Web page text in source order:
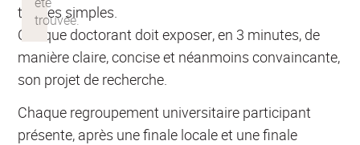
termes simples.
Chaque doctorant doit exposer, en 3 minutes, de
manière claire, concise et néanmoins convaincante,
son projet de recherche.
Chaque regroupement universitaire participant
présente, après une finale locale et une finale